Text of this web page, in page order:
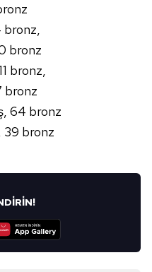
bronz,
bronz
bronz,
bronz
64 bronz
39 bronz